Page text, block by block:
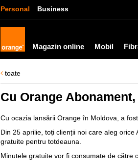
Personal Business
Magazin online Mobil
toate
Cu Orange
Cu ocazia lansării Orange în Moldova, a
Din 25 aprilie, toți clienții noi care aleg
gratuite pentru totdeauna.
Minutele gratuite vor fi consumate de către